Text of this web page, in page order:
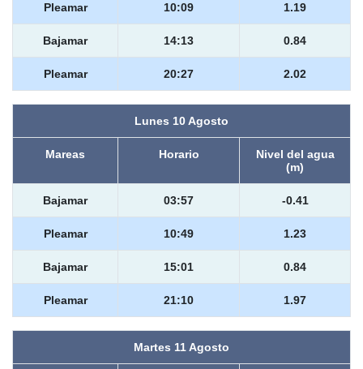
Pleamar 10:09 1.19
Bajamar 14:13 0.84
Pleamar 20:27 2.02
Lunes 10 Agosto
Mareas Horario
Nivel del agua
(m)
Bajamar 03:57 -0.41
Pleamar 10:49 1.23
Bajamar 15:01 0.84
Pleamar 21:10 1.97
Martes 11 Agosto